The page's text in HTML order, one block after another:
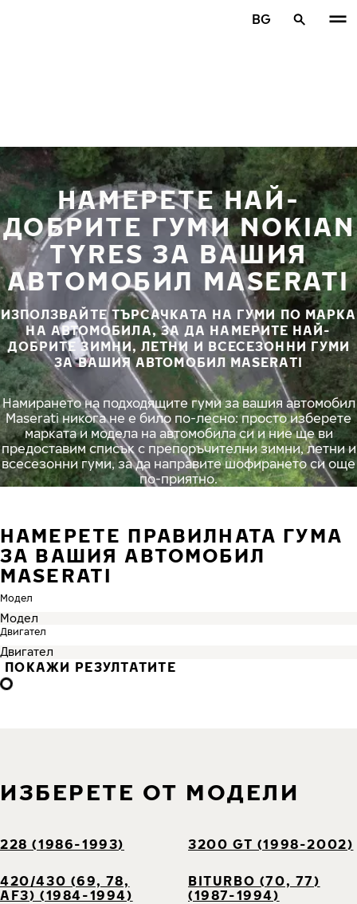
BG
НАМЕРЕТЕ НАЙ-
ДОБРИТЕ ГУМИ NOKIAN
TYRES ЗА ВАШИЯ
АВТОМОБИЛ MASERATI
ИЗПОЛЗВАЙТЕ ТЪРСАЧКАТА НА ГУМИ ПО МАРКА
НА АВТОМОБИЛА, ЗА ДА НАМЕРИТЕ НАЙ-
ДОБРИТЕ ЗИМНИ, ЛЕТНИ И ВСЕСЕЗОННИ ГУМИ
ЗА ВАШИЯ АВТОМОБИЛ MASERATI
Намирането на подходящите гуми за вашия автомобил
Maserati никога не е било по-лесно: просто изберете
марката и модела на автомобила си и ние ще ви
предоставим списък с препоръчителни зимни, летни и
всесезонни гуми, за да направите шофирането си още
по-приятно.
НАМЕРЕТЕ ПРАВИЛНАТА ГУМА
ЗА ВАШИЯ АВТОМОБИЛ
MASERATI
Модел
Двигател
ПОКАЖИ РЕЗУЛТАТИТЕ
ИЗБЕРЕТЕ ОТ МОДЕЛИ
228 (1986-1993) 3200 GT (1998-2002)
420/430 (69, 78,
AF3) (1984-1994)
BITURBO (70, 77)
(1987-1994)